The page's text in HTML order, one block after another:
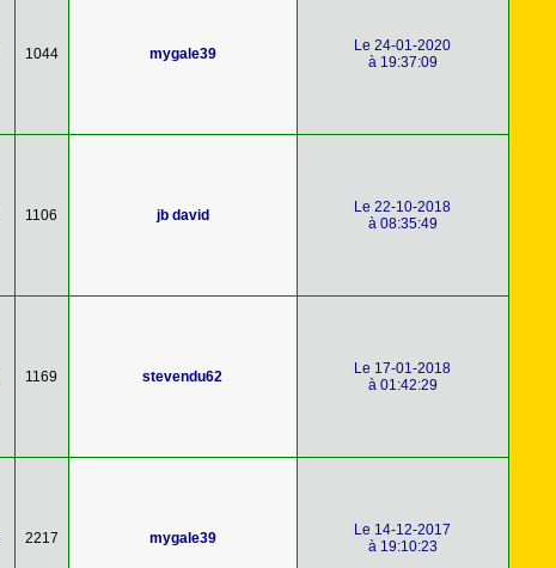
1044 mygale39
Le 24-01-2020
à 19:37:09
1106 jb david
Le 22-10-2018
à 08:35:49
1169 stevendu62
Le 17-01-2018
à 01:42:29
2217 mygale39
Le 14-12-2017
à 19:10:23